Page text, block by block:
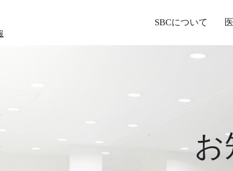
SBCについて
お